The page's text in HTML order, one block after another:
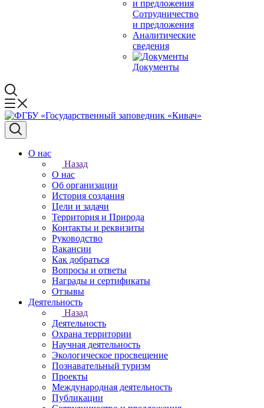
Сотрудничество
и предложения
Аналитические
сведения
Документы
О нас
Назад
О нас
Об организации
История создания
Цели и задачи
Территория и Природа
Контакты и реквизиты
Руководство
Вакансии
Как добраться
Вопросы и ответы
Награды и сертификаты
Отзывы
Деятельность
Назад
Деятельность
Охрана территории
Научная деятельность
Экологическое просвещение
Познавательный туризм
Проекты
Международная деятельность
Публикации